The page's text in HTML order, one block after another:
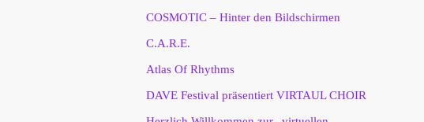
COSMOTIC – Hinter den Bildschirmen
C.A.R.E.
Atlas Of Rhythms
DAVE Festival präsentiert VIRTAUL CHOIR